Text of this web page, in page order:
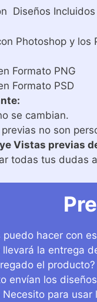
Diseños
Photoshop y
Formato PNG
Formato PSD
se cambian.
no son
Vistas previas
todas tus dudas
puedo hacer con
la entrega
el producto?
envían los
para usar